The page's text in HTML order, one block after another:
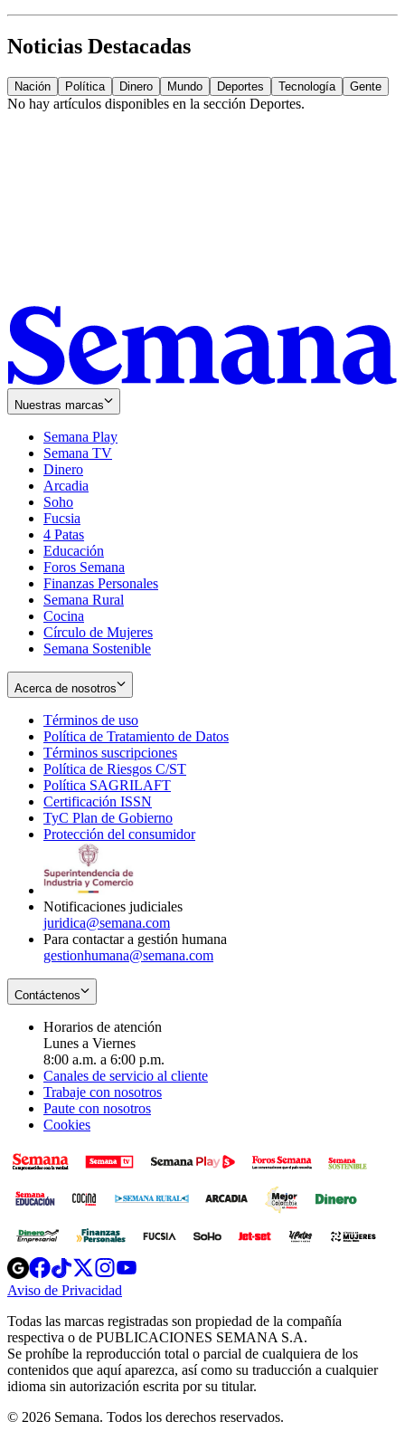
Noticias Destacadas
Nación Política Dinero Mundo Deportes Tecnología Gente
No hay artículos disponibles en la sección Deportes.
Nuestras marcas
Semana Play
Semana TV
Dinero
Arcadia
Soho
in
new
window
Fucsia
in
new
window
4 Patas
Educación
Foros Semana
Finanzas Personales
Semana Rural
Cocina
Círculo de Mujeres
Semana Sostenible
Acerca de nosotros
Términos de uso
in
new
window
Política de Tratamiento de Datos
Términos suscripciones
in
Política de Riesgos C/ST
Política SAGRILAFT
new
window
Certificación ISSN
in
new
TyC Plan de Gobierno
in
Protección del consumidorOpens
Notificaciones judiciales
juridica@semana.com
Para contactar a gestión humana
gestionhumana@semana.com
Contáctenos
Horarios de atención
Lunes a Viernes
8:00 a.m. a 6:00 p.m.
Canales de servicio al cliente
Trabaje con nosotros
Paute con nosotros
Cookies
Opens
in
new
Opens
in
new
Opens
in
new
window
Opens
new
windowwindow
Aviso de Privacidad
new
window
Todas las marcas registradas son propiedad de la compañía
respectiva o de PUBLICACIONES SEMANA S.A.
Se prohíbe la reproducción total o parcial de cualquiera de los
contenidos que aquí aparezca, así como su traducción a cualquier
idioma sin autorización escrita por su titular.
© 2026 Semana. Todos los derechos reservados.